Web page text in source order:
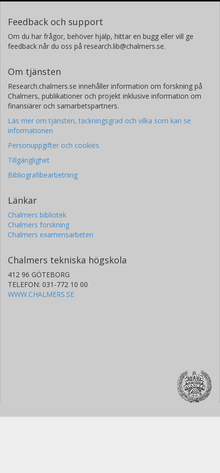
Feedback och support
Om du har frågor, behöver hjälp, hittar en bugg eller vill ge
feedback når du oss på research.lib@chalmers.se.
Om tjänsten
Research.chalmers.se innehåller information om forskning på
Chalmers, publikationer och projekt inklusive information om
finansiärer och samarbetspartners.
Läs mer om tjänsten, täckningsgrad och vilka som kan se
informationen
Personuppgifter och cookies
Tillgänglighet
Bibliografibearbetning
Länkar
Chalmers bibliotek
Chalmers forskning
Chalmers examensarbeten
Chalmers tekniska högskola
412 96 GÖTEBORG
TELEFON: 031-772 10 00
WWW.CHALMERS.SE